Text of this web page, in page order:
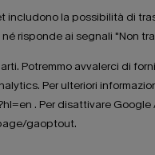
includono la possibilità di
risponde ai segnali "Non
Potremmo avvalerci di
Per ulteriori
. Per disattivare
gaoptout.